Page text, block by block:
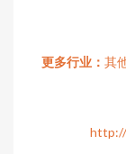
更多行业： 其